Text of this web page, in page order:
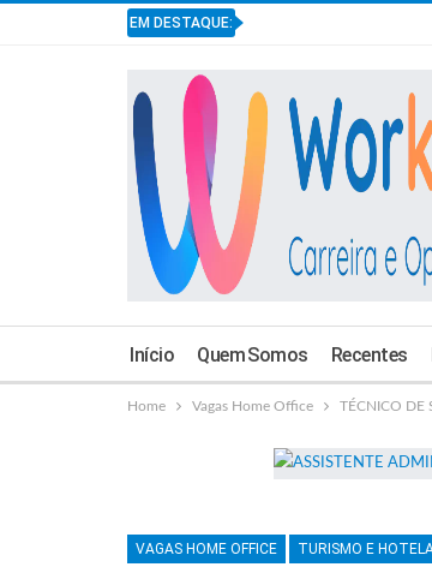
EM DESTAQUE:
Início Quem Somos Recentes
Home Vagas Home Office TÉCNICO DE
VAGAS HOME OFFICE TURISMO E